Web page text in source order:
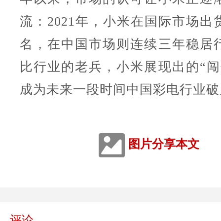
流：2021年，小米在国际市场出
名，在中国市场则连续三年稳居
比行业的老兵，小米展现出的“
成为未来一段时间中国彩电行业
图片分享本文